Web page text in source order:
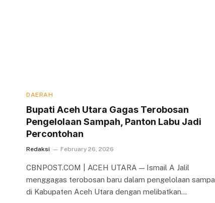
DAERAH
Bupati Aceh Utara Gagas Terobosan
Pengelolaan Sampah, Panton Labu Jadi
Percontohan
Redaksi February 26, 2026
CBNPOST.COM | ACEH UTARA — Ismail A Jalil
menggagas terobosan baru dalam pengelolaan
di Kabupaten Aceh Utara dengan melibatkan…